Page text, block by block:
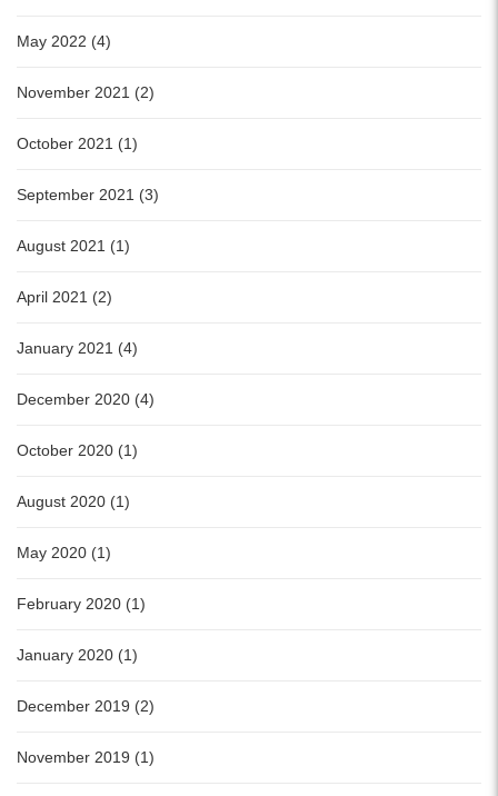
May 2022 (4)
November 2021 (2)
October 2021 (1)
September 2021 (3)
August 2021 (1)
April 2021 (2)
January 2021 (4)
December 2020 (4)
October 2020 (1)
August 2020 (1)
May 2020 (1)
February 2020 (1)
January 2020 (1)
December 2019 (2)
November 2019 (1)